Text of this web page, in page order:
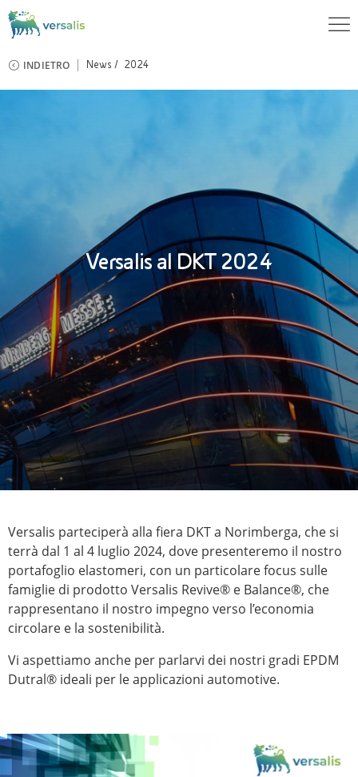
INDIETRO News 2024
Versalis al DKT 2024
Versalis parteciperà alla fiera DKT a Norimberga, che si
terrà dal 1 al 4 luglio 2024, dove presenteremo il nostro
portafoglio elastomeri, con un particolare focus sulle
famiglie di prodotto Versalis Revive® e Balance®, che
rappresentano il nostro impegno verso l’economia
circolare e la sostenibilità.
Vi aspettiamo anche per parlarvi dei nostri gradi EPDM
Dutral® ideali per le applicazioni automotive.